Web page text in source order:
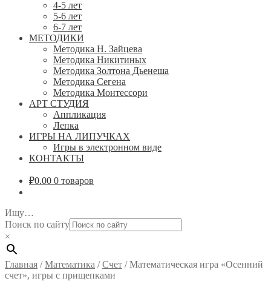
4-5 лет
5-6 лет
6-7 лет
МЕТОДИКИ
Методика Н. Зайцева
Методика Никитиных
Методика Золтона Дьенеша
Методика Сегена
Методика Монтессори
АРТ СТУДИЯ
Аппликация
Лепка
ИГРЫ НА ЛИПУЧКАХ
Игры в электронном виде
КОНТАКТЫ
₽0.00 0 товаров
Ищу…
Поиск по сайту
×
Главная /Математика /Счет /Математическая игра «Осенний
счет», игры с прищепками